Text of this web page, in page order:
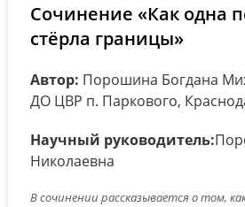
Сочинение «Как одна
стёрла границы»
Автор: Порошина Богдана
ДО ЦВР п. Паркового,
Научный руководитель:
Николаевна
В сочинении рассказывается о том,